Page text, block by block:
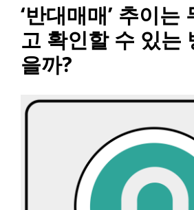
‘반대매매’ 추이는
고 확인할 수 있는
을까?